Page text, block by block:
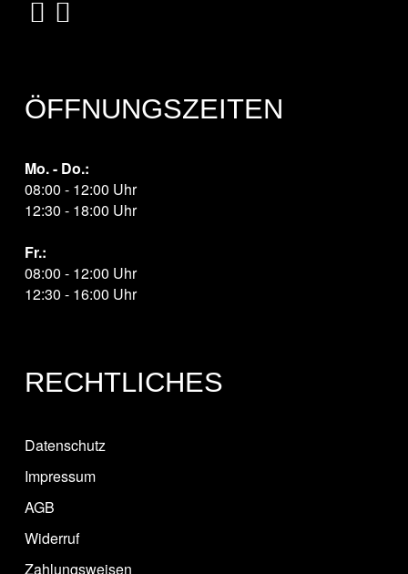
ÖFFNUNGSZEITEN
Mo. - Do.:
08:00 - 12:00 Uhr
12:30 - 18:00 Uhr
Fr.:
08:00 - 12:00 Uhr
12:30 - 16:00 Uhr
RECHTLICHES
Datenschutz
Impressum
AGB
Widerruf
Zahlungsweisen